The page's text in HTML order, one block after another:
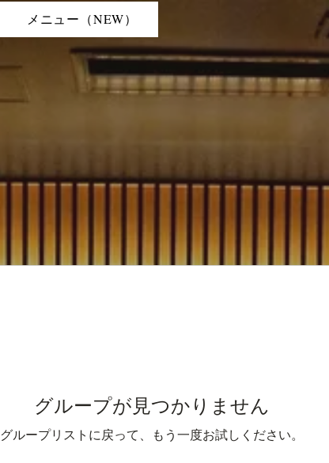
メニュー（NEW）
グループが見つかりません
グループリストに戻って、もう一度お試しください。